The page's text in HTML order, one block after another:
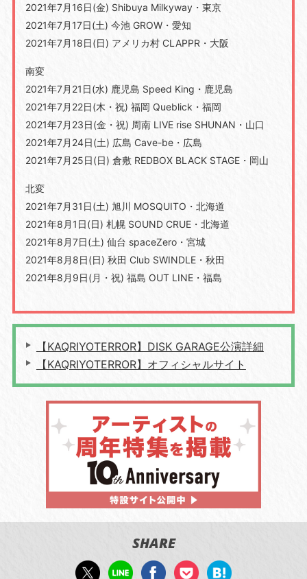
2021年7月16日(金) Shibuya Milkyway・東京
2021年7月17日(土) 今池 GROW・愛知
2021年7月18日(日) アメリカ村 CLAPPR・大阪
南変
2021年7月21日(水) 鹿児島 Speed King・鹿児島
2021年7月22日(木・祝) 福岡 Queblick・福岡
2021年7月23日(金・祝) 周南 LIVE rise SHUNAN・山口
2021年7月24日(土) 広島 Cave-be・広島
2021年7月25日(日) 倉敷 REDBOX BLACK STAGE・岡山
北変
2021年7月31日(土) 旭川 MOSQUITO・北海道
2021年8月1日(日) 札幌 SOUND CRUE・北海道
2021年8月7日(土) 仙台 spaceZero・宮城
2021年8月8日(日) 秋田 Club SWINDLE・秋田
2021年8月9日(月・祝) 福島 OUT LINE・福島
【KAQRIYOTERROR】DISK GARAGE公演詳細
【KAQRIYOTERROR】オフィシャルサイト
SHARE